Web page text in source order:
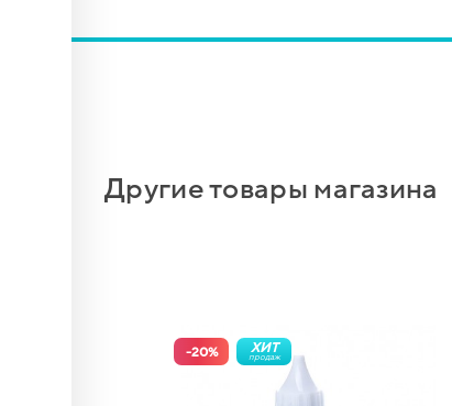
Другие товары магазина
-20% ХИТ
продаж